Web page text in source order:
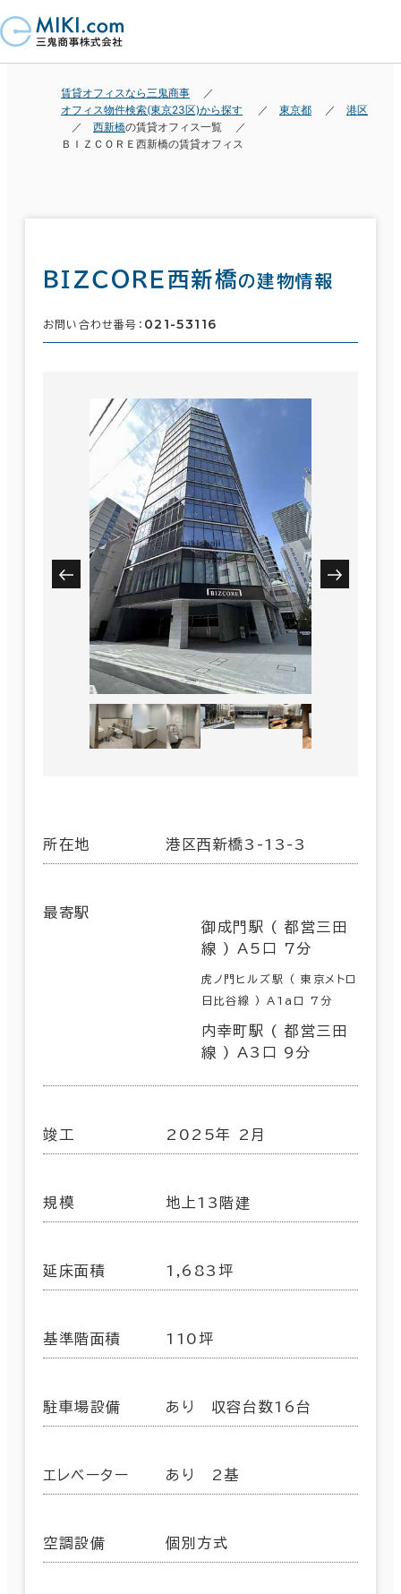
賃貸オフィスなら三鬼商事
オフィス物件検索(東京23区)から探す
東京都
港区
西新橋の賃貸オフィス一覧
ＢＩＺＣＯＲＥ西新橋の賃貸オフィス
ＢＩＺＣＯＲＥ西新橋の建物情報
お問い合わせ番号： 021-53116
所在地 港区西新橋3-13-3
最寄駅
御成門駅 ( 都営三田
線 ) A5口 7分
虎ノ門ヒルズ駅 ( 東京メトロ
日比谷線 ) A1a口 7分
内幸町駅 ( 都営三田
線 ) A3口 9分
竣工 2025年 2月
規模 地上13階建
延床面積 1,683坪
基準階面積 110坪
駐車場設備 あり 収容台数16台
エレベーター あり 2基
空調設備 個別方式